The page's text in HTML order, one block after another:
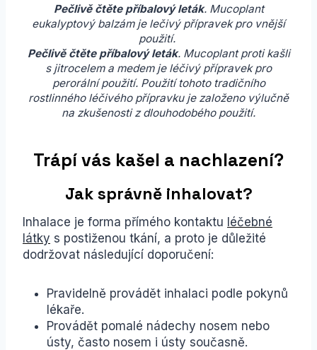
Pečlivě čtěte příbalový leták. Mucoplant
eukalyptový balzám je lečivý přípravek pro vnější
použití.
Pečlivě čtěte příbalový leták. Mucoplant proti kašli
s jitrocelem a medem je léčivý přípravek pro
perorální použití. Použití tohoto tradičního
rostlinného léčivého přípravku je založeno výlučně
na zkušenosti z dlouhodobého použití.
Trápí vás kašel a nachlazení?
Jak správně inhalovat?
Inhalace je forma přímého kontaktu léčebné
látky s postiženou tkání, a proto je důležité
dodržovat následující doporučení:
Pravidelně provádět inhalaci podle pokynů
lékaře.
Provádět pomalé nádechy nosem nebo
ústy, často nosem i ústy současně.